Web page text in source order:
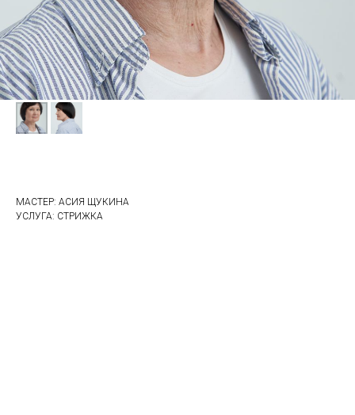
МАСТЕР: АСИЯ ЩУКИНА
УСЛУГА: СТРИЖКА